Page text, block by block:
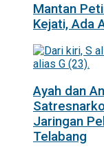
Mantan
Kejati, Ada
Ayah dan
Jaringan
Telabang